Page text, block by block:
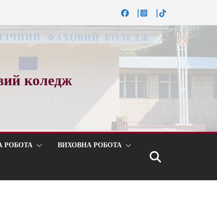
коледж
РОБОТА ВИХОВНА РОБОТА